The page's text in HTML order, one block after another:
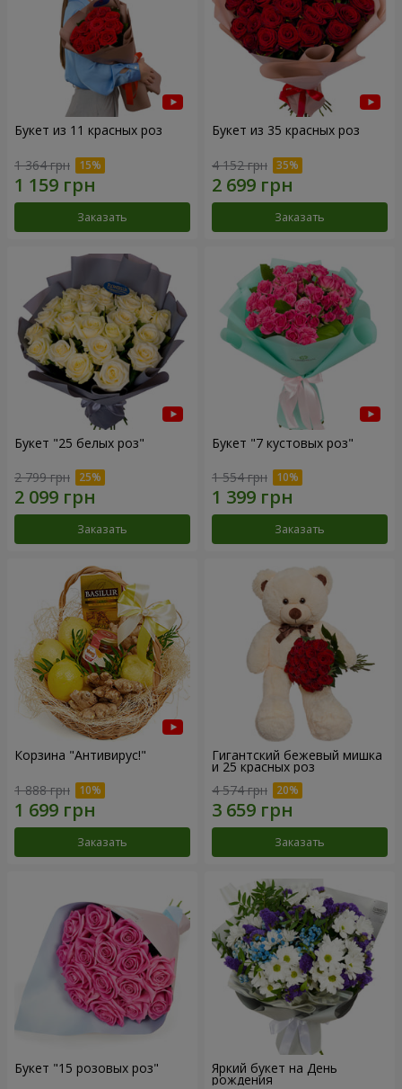
Букет из 11 красных роз
1 364 грн
Заказать
Букет из 35 красных роз
4 152 грн
Заказать
Букет "25 белых роз"
2 799 грн
Заказать
Букет "7 кустовых роз"
1 554 грн
Заказать
Корзина "Антивирус!"
1 888 грн
Заказать
Гигантский бежевый мишка
и 25 красных роз
4 574 грн
Заказать
Букет "15 розовых роз" Яркий букет на День
рождения